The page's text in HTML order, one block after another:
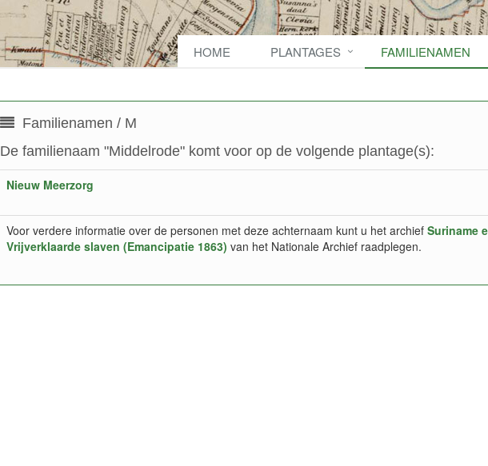
HOME PLANTAGES FAMILIENAMEN
Familienamen / M
De familienaam "Middelrode" komt voor op de volgende plantage(s):
Nieuw Meerzorg
Voor verdere informatie over de personen met deze achternaam kunt u het archief Suriname
Vrijverklaarde slaven (Emancipatie 1863) van het Nationale Archief raadplegen.